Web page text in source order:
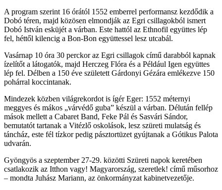
A program szerint 16 órától 1552 emberrel performansz kezdődik a
Dobó téren, majd közösen elmondják az Egri csillagokból ismert
Dobó István esküjét a várban. Este hattól az Ethnofil együttes lép
fel, héttől kilencig a Bon-Bon együttessel lesz utcabál.
Vasárnap 10 óra 30 perckor az Egri csillagok című darabból kapnak
ízelítőt a látogatók, majd Herczeg Flóra és a Például Igen együttes
lép fel. Délben a 150 éve született Gárdonyi Gézára emlékezve 150
pohárral koccintanak.
Mindezek közben világrekordot is ígér Eger: 1552 méternyi
meggyes és mákos „várvédő guba” készül a várban. Délután fellép
mások mellett a Cabaret Band, Feke Pál és Sasvári Sándor,
bemutatót tartanak a Vitézlő oskolások, lesz szüreti mulatság és
táncház, este fél tízkor pedig pásztortüzet gyújtanak a Gótikus Palota
udvarán.
Gyöngyös a szeptember 27-29. közötti Szüreti napok keretében
csatlakozik az Itthon vagy! Magyarország, szeretlek! című műsorhoz
– mondta Juhász Mariann, az önkormányzat kabinetvezetője.